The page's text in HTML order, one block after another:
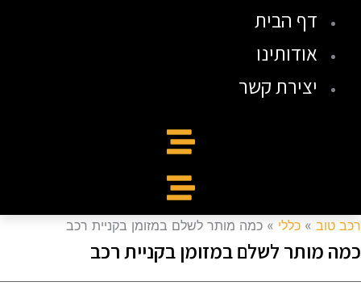
דף הבית
אודותינו
יצירת קשר
טוב» כללי» כמה מותר לשלם במזומן בקניית רכב
מותר לשלם במזומן בקניית רכב